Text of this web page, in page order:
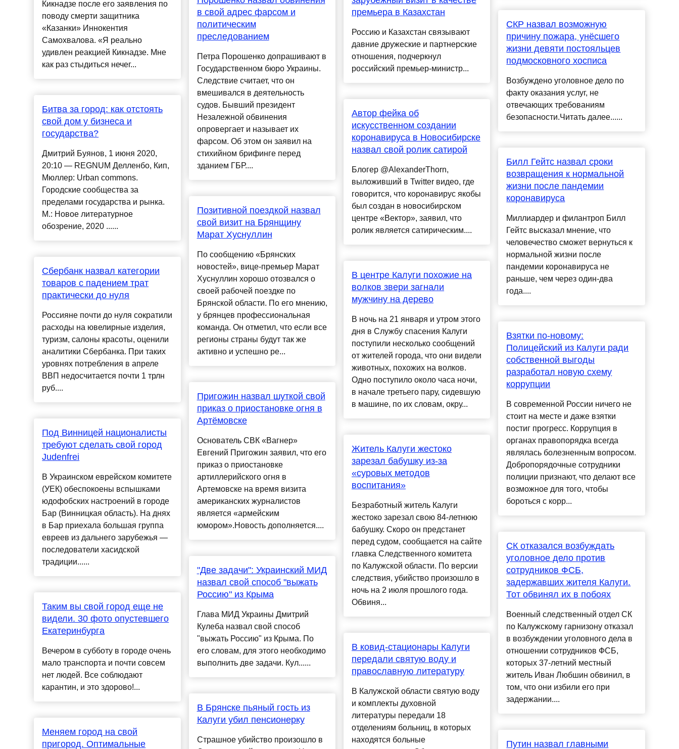
Кикнадзе после его заявления по
поводу смерти защитника
«Казанки» Иннокентия
Самохвалова. «Я реально
удивлен реакцией Кикнадзе. Мне
как раз стыдиться нечег...
Битва за город: как отстоять
свой дом у бизнеса и
государства?
Дмитрий Буянов, 1 июня 2020,
20:10 — REGNUM Делленбо, Кип,
Мюллер: Urban commons.
Городские сообщества за
пределами государства и рынка.
М.: Новое литературное
обозрение, 2020 ......
Сбербанк назвал категории
товаров с падением трат
практически до нуля
Россияне почти до нуля сократили
расходы на ювелирные изделия,
туризм, салоны красоты, оценили
аналитики Сбербанка. При таких
уровнях потребления в апреле
ВВП недосчитается почти 1 трлн
руб....
Под Винницей националисты
требуют сделать свой город
Judenfrei
В Украинском еврейском комитете
(УЕК) обеспокоены вспышками
юдофобских настроений в городе
Бар (Винницкая область). На днях
в Бар приехала большая группа
евреев из дальнего зарубежья —
последователи хасидской
традиции......
Таким вы свой город еще не
видели. 30 фото опустевшего
Екатеринбурга
Вечером в субботу в городе очень
мало транспорта и почти совсем
нет людей. Все соблюдают
карантин, и это здорово!...
Меняем город на свой
пригород. Оптимальные
в свой адрес фарсом и
политическим
преследованием
Петра Порошенко допрашивают в
Государственном бюро Украины.
Следствие считает, что он
вмешивался в деятельность
судов. Бывший президент
Незалежной обвинения
опровергает и называет их
фарсом. Об этом он заявил на
стихийном брифинге перед
зданием ГБР....
Позитивной поездкой назвал
свой визит на Брянщину
Марат Хуснуллин
По сообщению «Брянских
новостей», вице-премьер Марат
Хуснуллин хорошо отозвался о
своей рабочей поездке по
Брянской области. По его мнению,
у брянцев профессиональная
команда. Он отметил, что если все
регионы страны будут так же
активно и успешно ре...
Пригожин назвал шуткой свой
приказ о приостановке огня в
Артёмовске
Основатель СВК «Вагнер»
Евгений Пригожин заявил, что его
приказ о приостановке
артиллерийского огня в
Артемовске на время визита
американских журналистов
является «армейским
юмором».Новость дополняется....
"Две задачи": Украинский МИД
назвал свой способ "выжать
Россию" из Крыма
Глава МИД Украины Дмитрий
Кулеба назвал свой способ
"выжать Россию" из Крыма. По
его словам, для этого необходимо
выполнить две задачи. Кул......
В Брянске пьяный гость из
Калуги убил пенсионерку
Страшное убийство произошло в
премьера в Казахстан
Россию и Казахстан связывают
давние дружеские и партнерские
отношения, подчеркнул
российский премьер-министр...
Автор фейка об
искусственном создании
коронавируса в Новосибирске
назвал свой ролик сатирой
Блогер @AlexanderThorn,
выложивший в Twitter видео, где
говорится, что коронавирус якобы
был создан в новосибирском
центре «Вектор», заявил, что
ролик является сатирическим....
В центре Калуги похожие на
волков звери загнали
мужчину на дерево
В ночь на 21 января и утром этого
дня в Службу спасения Калуги
поступили несколько сообщений
от жителей города, что они видели
животных, похожих на волков.
Одно поступило около часа ночи,
в начале третьего пару, сидевшую
в машине, по их словам, окру...
Житель Калуги жестоко
зарезал бабушку из-за
«суровых методов
воспитания»
Безработный житель Калуги
жестоко зарезал свою 84-летнюю
бабушку. Скоро он предстанет
перед судом, сообщается на сайте
главка Следственного комитета
по Калужской области. По версии
следствия, убийство произошло в
ночь на 2 июля прошлого года.
Обвиня...
В ковид-стационары Калуги
передали святую воду и
православную литературу
В Калужской области святую воду
и комплекты духовной
литературы передали 18
отделениям больниц, в которых
находятся больные
СКР назвал возможную
причину пожара, унёсшего
жизни девяти постояльцев
подмосковного хосписа
Возбуждено уголовное дело по
факту оказания услуг, не
отвечающих требованиям
безопасности.Читать далее......
Билл Гейтс назвал сроки
возвращения к нормальной
жизни после пандемии
коронавируса
Миллиардер и филантроп Билл
Гейтс высказал мнение, что
человечество сможет вернуться к
нормальной жизни после
пандемии коронавируса не
раньше, чем через один-два
года....
Взятки по-новому:
Полицейский из Калуги ради
собственной выгоды
разработал новую схему
коррупции
В современной России ничего не
стоит на месте и даже взятки
постиг прогресс. Коррупция в
органах правопорядка всегда
являлась болезненным вопросом.
Добропорядочные сотрудники
полиции признают, что делают все
возможное для того, чтобы
бороться с корр...
СК отказался возбуждать
уголовное дело против
сотрудников ФСБ,
задержавших жителя Калуги.
Тот обвинял их в побоях
Военный следственный отдел СК
по Калужскому гарнизону отказал
в возбуждении уголовного дела в
отношении сотрудников ФСБ,
которых 37-летний местный
житель Иван Любшин обвинил, в
том, что они избили его при
задержании....
Путин назвал главными